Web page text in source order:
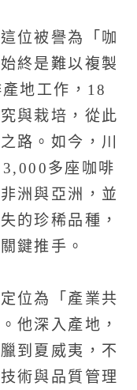
位被譽為「咖
終是難以複製
地工作，18
與栽培，從此
路。如今，川
多座咖啡
洲與亞洲，並
的珍稀品種，
鍵推手。
位為「產業共
他深入產地，
到夏威夷，不
術與品質管理